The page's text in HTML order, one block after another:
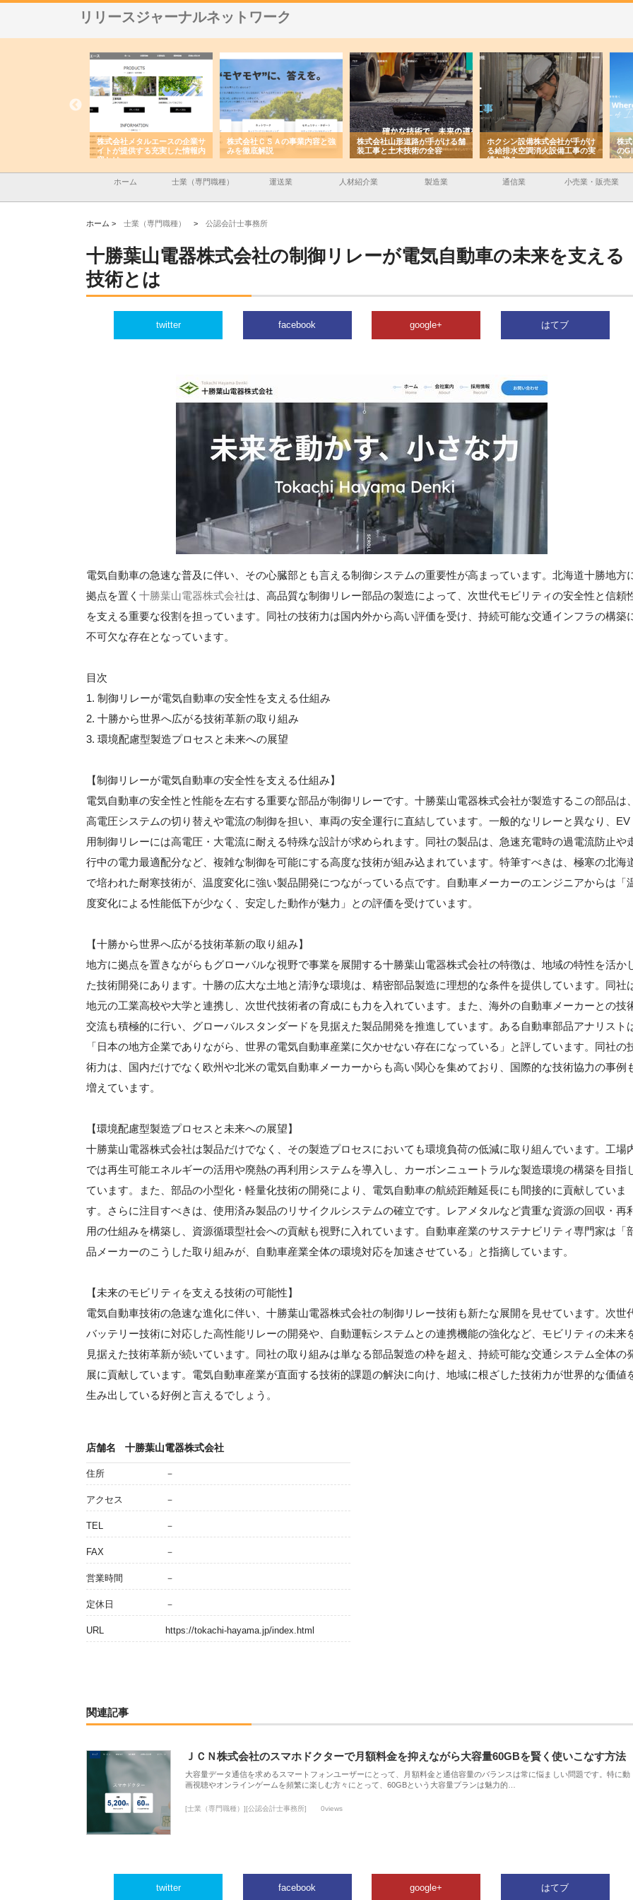
リリースジャーナルネットワーク
株式会社メタルエースの企業サ
イトが提供する充実した情報内
容とは
株式会社ＣＳＡの事業内容と強
みを徹底解説
株式会社山形道路が手がける舗
装工事と土木技術の全容
ホクシン設備株式会社が手がけ
る給排水空調消火設備工事の実
績と強み
株
の
入
ホーム 士業（専門職種） 運送業 人材紹介業 製造業 通信業 小売業・販売業
ホーム > 士業（専門職種） > 公認会計士事務所
十勝葉山電器株式会社の制御リレーが電気自動車の未来を支える
技術とは
twitter facebook google+ はてブ
電気自動車の急速な普及に伴い、その心臓部とも言える制御システムの重要性が高まっています。北海道十勝地方
拠点を置く 十勝葉山電器株式会社は、高品質な制御リレー部品の製造によって、次世代モビリティの安全性と信頼
を支える重要な役割を担っています。同社の技術力は国内外から高い評価を受け、持続可能な交通インフラの構築
不可欠な存在となっています。
目次
1. 制御リレーが電気自動車の安全性を支える仕組み
2. 十勝から世界へ広がる技術革新の取り組み
3. 環境配慮型製造プロセスと未来への展望
【制御リレーが電気自動車の安全性を支える仕組み】
電気自動車の安全性と性能を左右する重要な部品が制御リレーです。十勝葉山電器株式会社が製造するこの部品は、
高電圧システムの切り替えや電流の制御を担い、車両の安全運行に直結しています。一般的なリレーと異なり、EV
用制御リレーには高電圧・大電流に耐える特殊な設計が求められます。同社の製品は、急速充電時の過電流防止や
行中の電力最適配分など、複雑な制御を可能にする高度な技術が組み込まれています。特筆すべきは、極寒の北海
で培われた耐寒技術が、温度変化に強い製品開発につながっている点です。自動車メーカーのエンジニアからは「
度変化による性能低下が少なく、安定した動作が魅力」との評価を受けています。
【十勝から世界へ広がる技術革新の取り組み】
地方に拠点を置きながらもグローバルな視野で事業を展開する十勝葉山電器株式会社の特徴は、地域の特性を活か
た技術開発にあります。十勝の広大な土地と清浄な環境は、精密部品製造に理想的な条件を提供しています。同社
地元の工業高校や大学と連携し、次世代技術者の育成にも力を入れています。また、海外の自動車メーカーとの技
交流も積極的に行い、グローバルスタンダードを見据えた製品開発を推進しています。ある自動車部品アナリスト
「日本の地方企業でありながら、世界の電気自動車産業に欠かせない存在になっている」と評しています。同社の
術力は、国内だけでなく欧州や北米の電気自動車メーカーからも高い関心を集めており、国際的な技術協力の事例
増えています。
【環境配慮型製造プロセスと未来への展望】
十勝葉山電器株式会社は製品だけでなく、その製造プロセスにおいても環境負荷の低減に取り組んでいます。工場
では再生可能エネルギーの活用や廃熱の再利用システムを導入し、カーボンニュートラルな製造環境の構築を目指
ています。また、部品の小型化・軽量化技術の開発により、電気自動車の航続距離延長にも間接的に貢献していま
す。さらに注目すべきは、使用済み製品のリサイクルシステムの確立です。レアメタルなど貴重な資源の回収・再
用の仕組みを構築し、資源循環型社会への貢献も視野に入れています。自動車産業のサステナビリティ専門家は「
品メーカーのこうした取り組みが、自動車産業全体の環境対応を加速させている」と指摘しています。
【未来のモビリティを支える技術の可能性】
電気自動車技術の急速な進化に伴い、十勝葉山電器株式会社の制御リレー技術も新たな展開を見せています。次世
バッテリー技術に対応した高性能リレーの開発や、自動運転システムとの連携機能の強化など、モビリティの未来
見据えた技術革新が続いています。同社の取り組みは単なる部品製造の枠を超え、持続可能な交通システム全体の
展に貢献しています。電気自動車産業が直面する技術的課題の解決に向け、地域に根ざした技術力が世界的な価値
生み出している好例と言えるでしょう。
店舗名 十勝葉山電器株式会社
住所 －
アクセス －
TEL －
FAX －
営業時間 －
定休日 －
URL https://tokachi-hayama.jp/index.html
関連記事
ＪＣＮ株式会社のスマホドクターで月額料金を抑えながら大容量60GBを賢く使いこなす方法
大容量データ通信を求めるスマートフォンユーザーにとって、月額料金と通信容量のバランスは常に悩ましい問題です。特に動
画視聴やオンラインゲームを頻繁に楽しむ方々にとって、60GBという大容量プランは魅力的…
[士業（専門職種）][公認会計士事務所] 0views
twitter facebook google+ はてブ